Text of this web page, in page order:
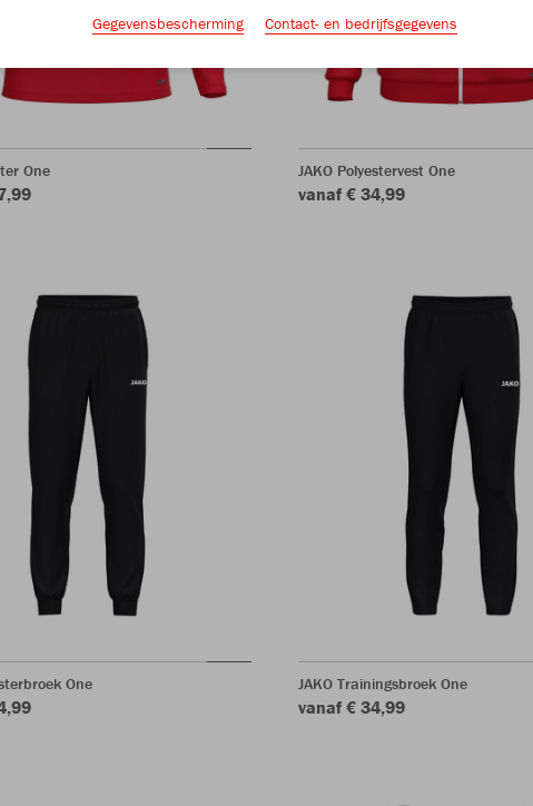
One JAKO Polyestervest One
vanaf € 34,99
One JAKO Trainingsbroek One
vanaf € 34,99
Gegevensbescherming Contact- en bedrijfsgegevens